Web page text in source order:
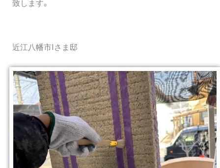
致します。
近江八幡市Iさま邸